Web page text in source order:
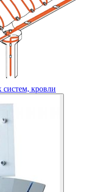
кровли